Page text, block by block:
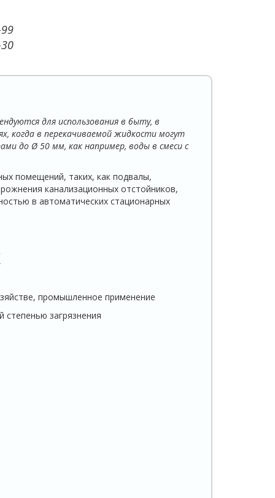
для использования в быту, в
когда в перекачиваемой жидкости могут
до Ø 50 мм, как например, воды в смеси с
помещений, таких, как подвалы,
канализационных отстойников,
в автоматических стационарных
промышленное применение
степенью загрязнения